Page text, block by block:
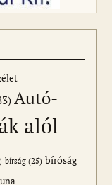
Autó-
alól
bírság (25) bíróság